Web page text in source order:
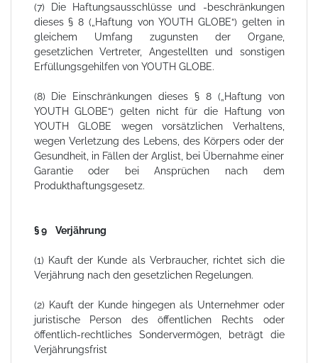
(7) Die Haftungsausschlüsse und -beschränkungen
dieses § 8 („Haftung von YOUTH GLOBE“) gelten in
gleichem Umfang zugunsten der Organe,
gesetzlichen Vertreter, Angestellten und sonstigen
Erfüllungsgehilfen von YOUTH GLOBE.
(8) Die Einschränkungen dieses § 8 („Haftung von
YOUTH GLOBE“) gelten nicht für die Haftung von
YOUTH GLOBE wegen vorsätzlichen Verhaltens,
wegen Verletzung des Lebens, des Körpers oder der
Gesundheit, in Fällen der Arglist, bei Übernahme einer
Garantie oder bei Ansprüchen nach dem
Produkthaftungsgesetz.
§ 9 Verjährung
(1) Kauft der Kunde als Verbraucher, richtet sich die
Verjährung nach den gesetzlichen Regelungen.
(2) Kauft der Kunde hingegen als Unternehmer oder
juristische Person des öffentlichen Rechts oder
öffentlich-rechtliches Sondervermögen, beträgt die
Verjährungsfrist